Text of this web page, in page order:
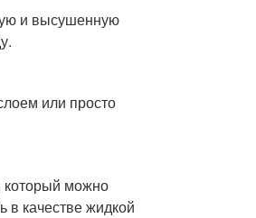
и высушенную
или просто
который можно
в качестве жидкой